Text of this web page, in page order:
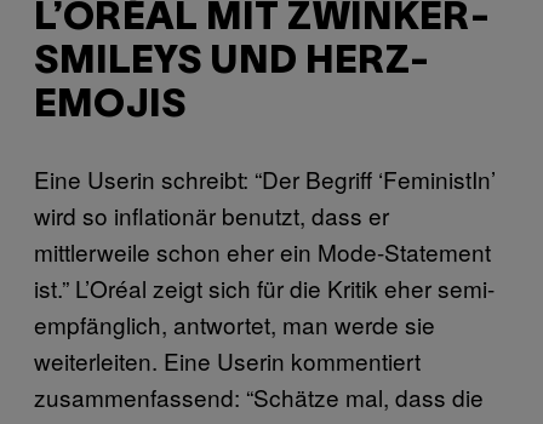
L’ORÉAL MIT ZWINKER-
SMILEYS UND HERZ-
EMOJIS
Eine Userin schreibt: “Der Begriff ‘FeministIn’
wird so inflationär benutzt, dass er
mittlerweile schon eher ein Mode-Statement
ist.” L’Oréal zeigt sich für die Kritik eher semi-
empfänglich, antwortet, man werde sie
weiterleiten. Eine Userin kommentiert
zusammenfassend: “Schätze mal, dass die